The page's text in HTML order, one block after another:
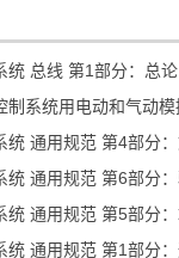
统 总线 第1部分：总论